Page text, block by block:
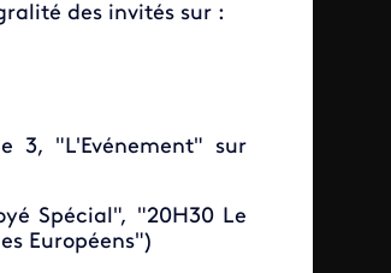
des invités sur :
3, "L'Evénement" sur
Spécial", "20H30 Le
Européens")